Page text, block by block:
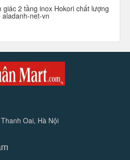
giác 2 tầng inox Hokori chất lượng
net-vn
Oai, Hà Nội